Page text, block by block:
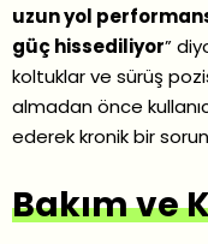
uzun yol
güç hissediliyor”
koltuklar ve sürüş
almadan önce
ederek kronik bir sorun
Bakım ve